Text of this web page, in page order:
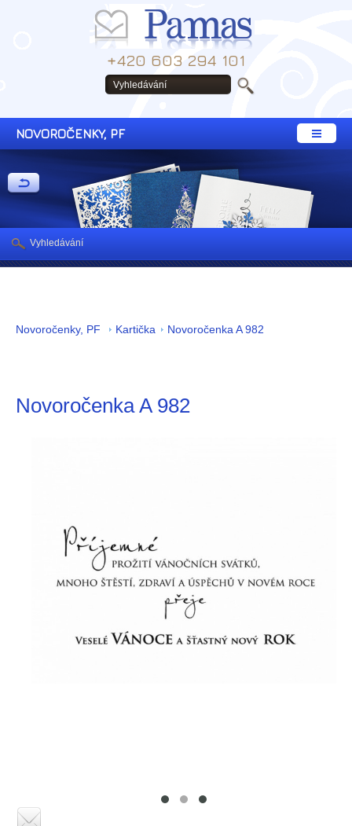
+420 603 294 101
NOVOROČENKY, PF
Novoročenky, PF Kartička Novoročenka A 982
Novoročenka A 982
Vyhledávání